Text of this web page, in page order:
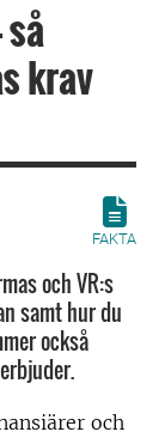
krav
FAKTA
och VR:s
samt hur du
också
och